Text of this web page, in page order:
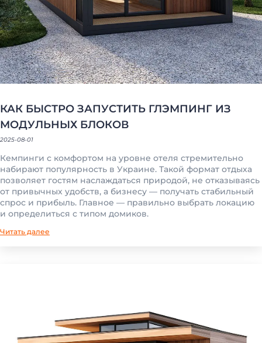
КАК БЫСТРО ЗАПУСТИТЬ ГЛЭМПИНГ ИЗ
МОДУЛЬНЫХ БЛОКОВ
2025-08-01
Кемпинги с комфортом на уровне отеля стремительно
набирают популярность в Украине. Такой формат отдыха
позволяет гостям наслаждаться природой, не отказываясь
от привычных удобств, а бизнесу — получать стабильный
спрос и прибыль. Главное — правильно выбрать локацию
и определиться с типом домиков.
Читать далее